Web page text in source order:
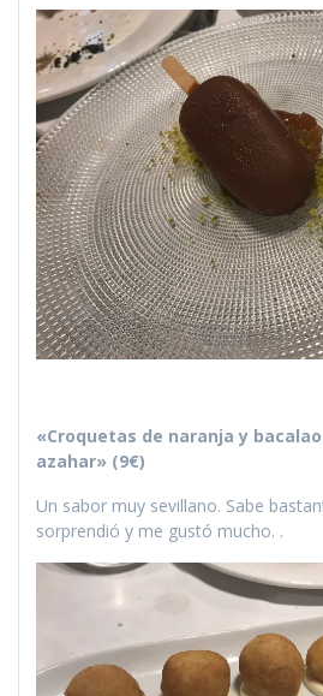
«Croquetas de naranja y
azahar» (9€)
Un sabor muy sevillano. Sabe
sorprendió y me gustó mucho. .